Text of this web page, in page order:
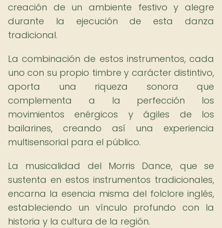
creación de un ambiente festivo y alegre
durante la ejecución de esta danza
tradicional.
La combinación de estos instrumentos, cada
uno con su propio timbre y carácter distintivo,
aporta una riqueza sonora que
complementa a la perfección los
movimientos enérgicos y ágiles de los
bailarines, creando así una experiencia
multisensorial para el público.
La musicalidad del Morris Dance, que se
sustenta en estos instrumentos tradicionales,
encarna la esencia misma del folclore inglés,
estableciendo un vínculo profundo con la
historia y la cultura de la región.